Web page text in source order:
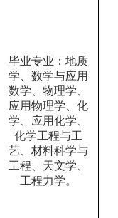
毕业专业：地质
学、数学与应用
数学、物理学、
应用物理学、化
学、应用化学、
化学工程与工
艺、材料科学与
工程、天文学、
工程力学。